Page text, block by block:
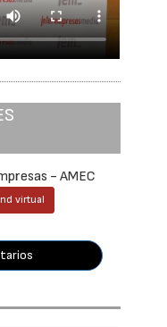
- AMEC
virtual